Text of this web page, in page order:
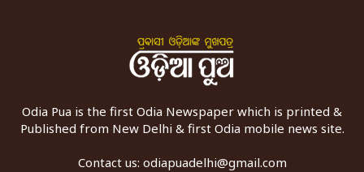
Odia Pua is the first Odia Newspaper which is printed &
Published from New Delhi & first Odia mobile news site.
Contact us: odiapuadelhi@gmail.com